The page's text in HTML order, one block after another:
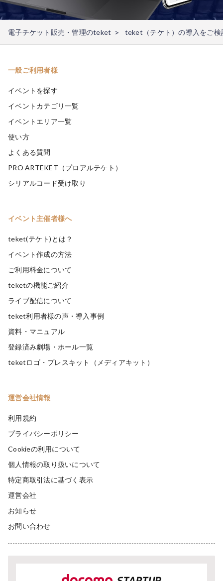
電子チケット販売・管理のteket teket（テケト）の導入をご検
一般ご利用者様
イベントを探す
イベントカテゴリ一覧
イベントエリア一覧
使い方
よくある質問
PRO ARTEKET（プロアルテケト）
シリアルコード受け取り
イベント主催者様へ
teket(テケト)とは？
イベント作成の方法
ご利用料金について
teketの機能ご紹介
ライブ配信について
teket利用者様の声・導入事例
資料・マニュアル
登録済み劇場・ホール一覧
teketロゴ・プレスキット（メディアキット）
運営会社情報
利用規約
プライバシーポリシー
Cookieの利用について
個人情報の取り扱いについて
特定商取引法に基づく表示
運営会社
お知らせ
お問い合わせ